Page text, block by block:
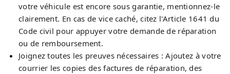
votre véhicule est encore sous garantie, mentionnez-le
clairement. En cas de vice caché, citez l'Article 1641 du
Code civil pour appuyer votre demande de réparation
ou de remboursement.
Joignez toutes les preuves nécessaires : Ajoutez à votre
courrier les copies des factures de réparation, des